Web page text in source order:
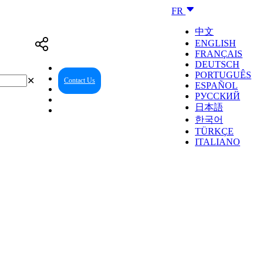
FR
中文
ENGLISH
FRANÇAIS
DEUTSCH
PORTUGUÊS
ESPAÑOL
РУССКИЙ
日本語
한국어
TÜRKÇE
ITALIANO
Contact Us
✕